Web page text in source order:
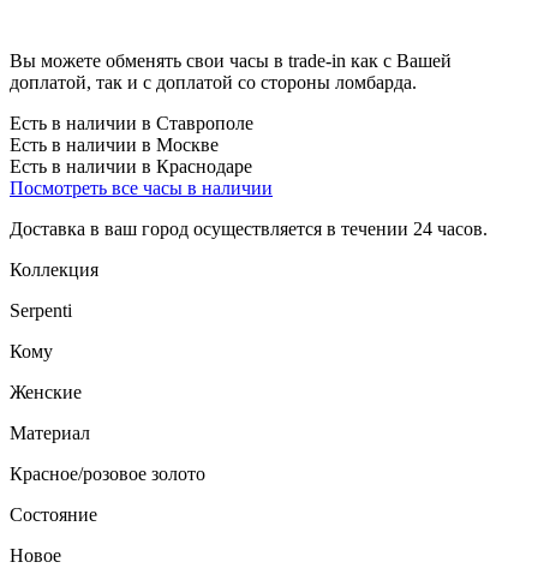
Вы можете обменять свои часы в trade-in как с Вашей
доплатой, так и с доплатой со стороны ломбарда.
Есть в наличии в Ставрополе
Есть в наличии в Москве
Есть в наличии в Краснодаре
Посмотреть все часы в наличии
Доставка в ваш город осуществляется в течении 24 часов.
Коллекция
Serpenti
Кому
Женские
Материал
Красное/розовое золото
Состояние
Новое